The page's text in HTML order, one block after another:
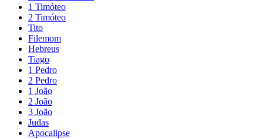
1 Timóteo
2 Timóteo
Tito
Filemom
Hebreus
Tiago
1 Pedro
2 Pedro
1 João
2 João
3 João
Judas
Apocalipse